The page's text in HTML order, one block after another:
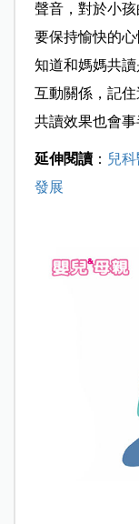
聲音，對於小
要保持愉快的
知道和媽媽共
互動關係，記
共讀效果也會事
延伸閱讀： 兒
發展